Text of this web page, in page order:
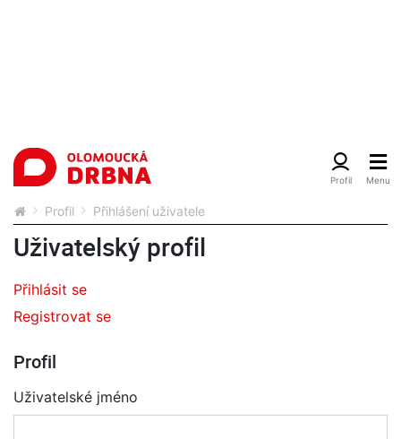
Profil Přihlášení uživatele
Uživatelský profil
Přihlásit se
Registrovat se
Profil
Uživatelské jméno